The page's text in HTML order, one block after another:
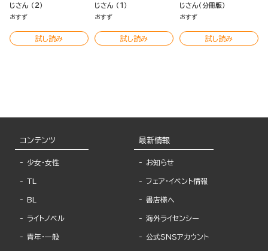
じさん （2）
おすず
試し読み
じさん （1）
おすず
試し読み
じさん（分冊版）
おすず
試し読み
コンテンツ
少女・女性
TL
BL
ライトノベル
青年・一般
最新情報
お知らせ
フェア・イベント情報
書店様へ
海外ライセンシー
公式SNSアカウント